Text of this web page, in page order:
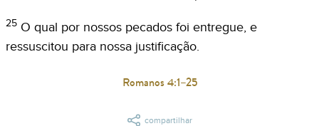
25 O qual por nossos pecados foi entregue, e
ressuscitou para nossa justificação.
Romanos 4:1–25
compartilhar